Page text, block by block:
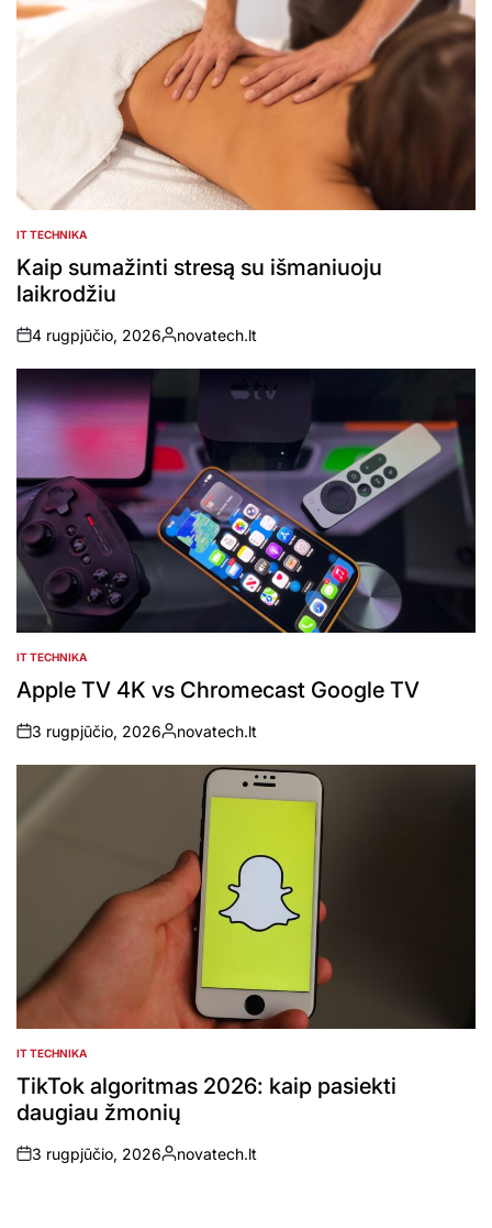
POSTED
IN
IT TECHNIKA
Kaip sumažinti stresą su išmaniuoju
laikrodžiu
on
4 rugpjūčio, 2026
Posted
by
novatech.lt
POSTED
IN
IT TECHNIKA
Apple TV 4K vs Chromecast Google TV
on
3 rugpjūčio, 2026
Posted
by
novatech.lt
POSTED
IN
IT TECHNIKA
TikTok algoritmas 2026: kaip pasiekti
daugiau žmonių
on
3 rugpjūčio, 2026
Posted
novatech.lt